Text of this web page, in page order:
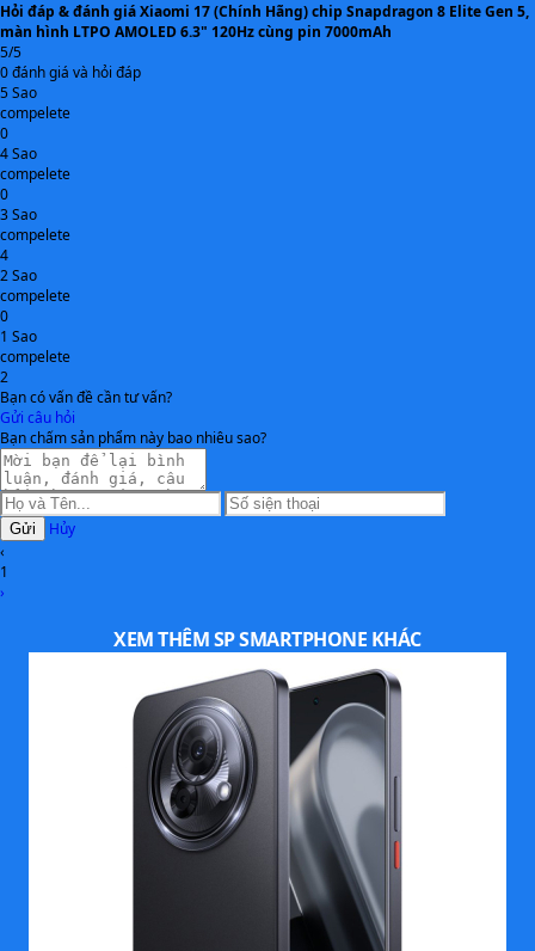
ÂM THANH Loa kép stereo, hỗ trợ Dolby Atmos
CẢM BIẾN
KÍCH THƯỚC & TRỌNG
LƯỢNG
KẾT NỐI
Wi-Fi 7, Bluetooth 5.4, NFC, USB
CÔNG NGHỆ NỔI BẬT
Màn hình LTPO tiết kiệm pin, sạc
camera, quay video 8K, hỗ trợ chơi
game hiệu năng cao
Thông số kỹ thuật trên được tham khảo từ Website chính
hãng
Hỏi đáp & đánh giá Xiaomi 17 (Chính Hãng) chip Snapdragon 8 Elite Gen 5,
màn hình LTPO AMOLED 6.3" 120Hz cùng pin 7000mAh
5/5
0 đánh giá và hỏi đáp
5 Sao
compelete
0
4 Sao
compelete
0
3 Sao
compelete
4
2 Sao
compelete
0
1 Sao
compelete
2
Bạn có vấn đề cần tư vấn?
Gửi câu hỏi
Bạn chấm sản phẩm này bao nhiêu sao?
Gửi
Hủy
‹
1
›
XEM THÊM SP SMARTPHONE KHÁC